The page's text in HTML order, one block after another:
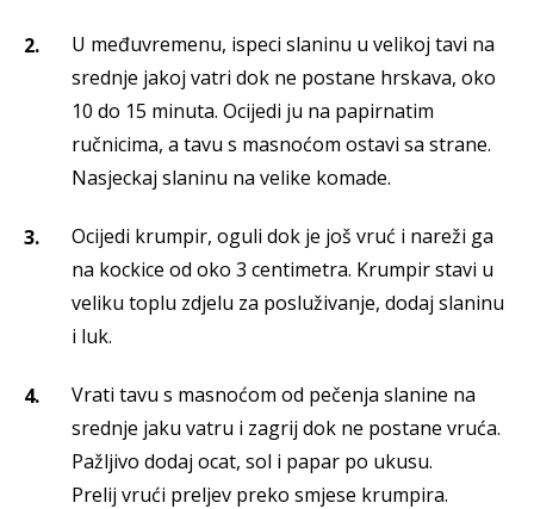
U međuvremenu, ispeci slaninu u velikoj tavi na
srednje jakoj vatri dok ne postane hrskava, oko
10 do 15 minuta. Ocijedi ju na papirnatim
ručnicima, a tavu s masnoćom ostavi sa strane.
Nasjeckaj slaninu na velike komade.
Ocijedi krumpir, oguli dok je još vruć i nareži ga
na kockice od oko 3 centimetra. Krumpir stavi u
veliku toplu zdjelu za posluživanje, dodaj slaninu
i luk.
Vrati tavu s masnoćom od pečenja slanine na
srednje jaku vatru i zagrij dok ne postane vruća.
Pažljivo dodaj ocat, sol i papar po ukusu.
Prelij vrući preljev preko smjese krumpira.